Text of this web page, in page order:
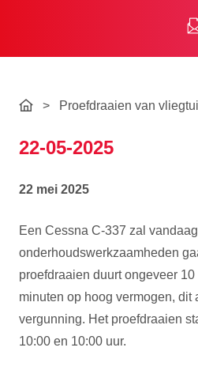
> Proefdraaien van
22-05-2025
22 mei 2025
Een Cessna C-337 zal
onderhoudswerkzaamheden
proefdraaien duurt ongeveer
minuten op hoog vermogen, dit
vergunning. Het proefdraaien
10:00 en 10:00 uur.